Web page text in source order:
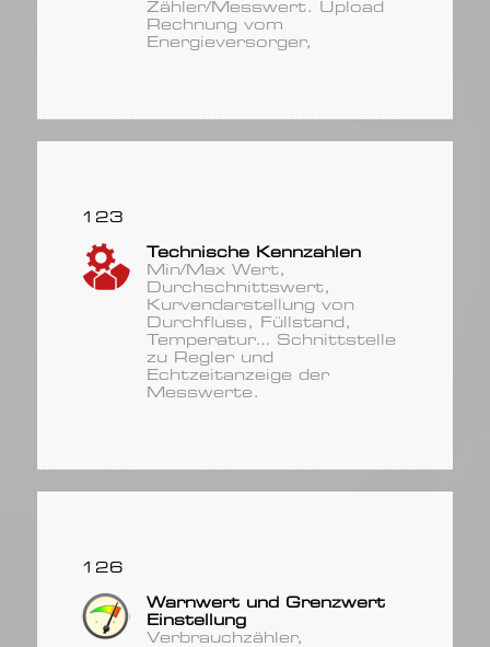
Zähler/Messwert. Upload
Rechnung vom
Energieversorger,
123
Technische Kennzahlen
Min/Max Wert,
Durchschnittswert,
Kurvendarstellung von
Durchfluss, Füllstand,
Temperatur… Schnittstelle
zu Regler und
Echtzeitanzeige der
Messwerte.
126
Warnwert und Grenzwert
Einstellung
Verbrauchzähler,